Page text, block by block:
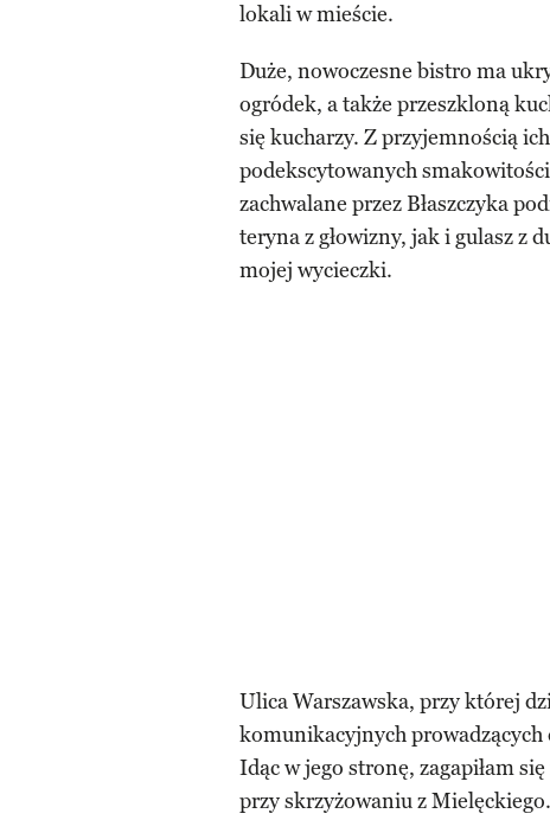
lokali w mieście.
Duże, nowoczesne bistro ma
ogródek, a także przeszkloną
się kucharzy. Z przyjemnością
podekscytowanych
zachwalane przez Błaszczyka
teryna z głowizny, jak i gulasz z
mojej wycieczki.
Ulica Warszawska, przy której
komunikacyjnych
Idąc w jego stronę, zagapiłam
przy skrzyżowaniu z